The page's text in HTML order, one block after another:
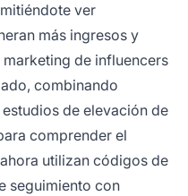
ver
más ingresos y
de influencers
combinando
de elevación de
comprender el
utilizan códigos de
seguimiento con